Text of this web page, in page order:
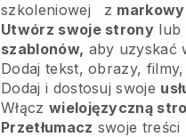
szkoleniowej
z
Utwórz swoje strony lub
szablonów, aby uzyskać
Dodaj tekst, obrazy,
Dodaj i dostosuj swoje
Włącz wielojęzyczną
Przetłumacz swoje treści